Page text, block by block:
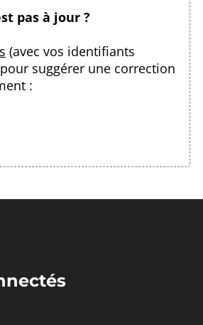
pas à jour ?
(avec vos identifiants
suggérer une correction
: